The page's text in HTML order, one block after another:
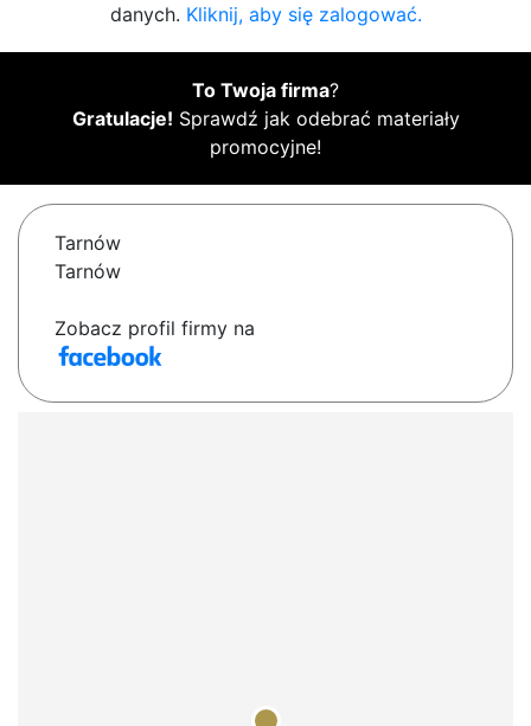
danych. Kliknij, aby się zalogować.
To Twoja firma?
Gratulacje! Sprawdź jak odebrać materiały
promocyjne!
Tarnów
Tarnów
Zobacz profil firmy na